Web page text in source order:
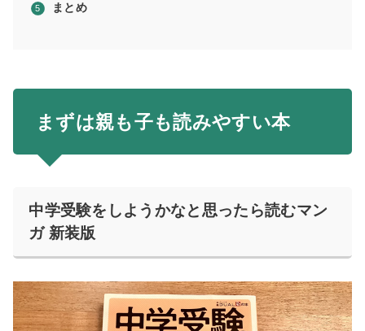
まとめ
まずは親も子も読みやすい本
中学受験をしようかなと思ったら読むマン
ガ 新装版